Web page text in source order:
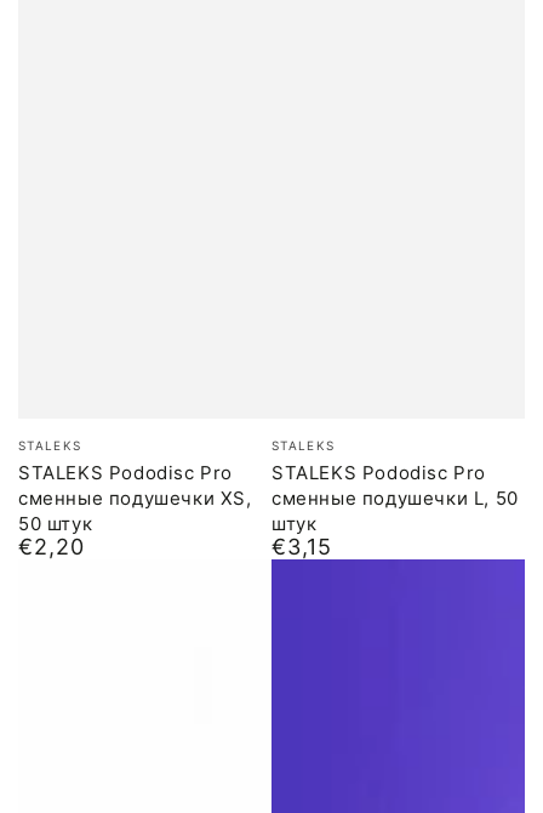
Бренд:
STALEKS
STALEKS Pododisc Pro
сменные подушечки XS,
50 штук
Обычная
€2,20
Бренд:
STALEKS
STALEKS Pododisc Pro
сменные подушечки L, 50
штук
Обычная
€3,15